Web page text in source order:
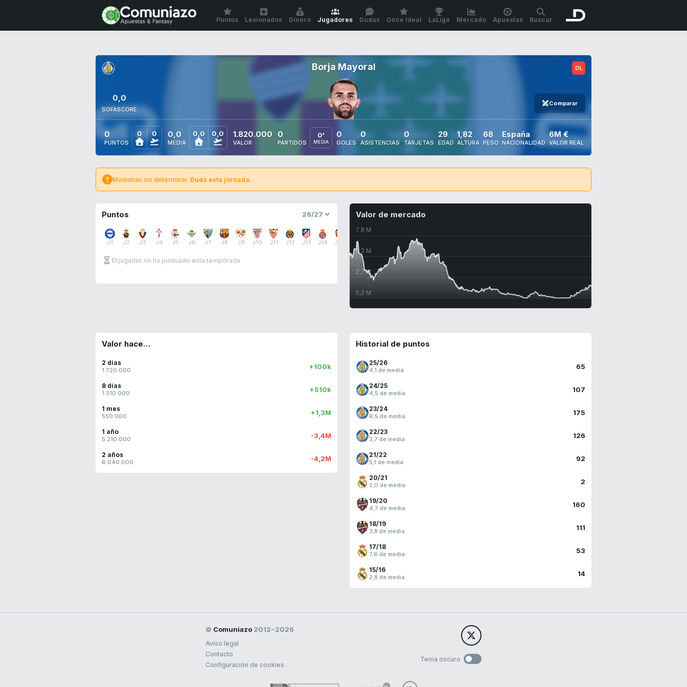
Puntos Lesionados Dinero Jugadores Dudas Once Ideal LaLiga Mercado Apuestas Buscar
Borja Mayoral
Comparar
0,0
SOFASCORE
0
PUNTOS
0 0 0,0
MEDIA
0,0 0,0 1.820.000
VALOR
0
PARTIDOS
0'
MEDIA
0
GOLES
0
ASISTENCIAS
0
TARJETAS
29
EDAD
1,82
ALTURA
68
PESO
España
NACIONALIDAD
6M €
VALOR REAL
Molestias sin determinar. Duda esta jornada.
Puntos
J1 J2 J3 J4 J5 J6 J7 J8 J9 J10 J11 J12 J13 J14 J15 J16 J20
El jugador no ha puntuado esta temporada
Valor de mercado
Valor hace…
2 días
1.720.000 +100k
8 días
1.310.000 +510k
1 mes
550.000 +1,3M
1 año
5.210.000 -3,4M
2 años
6.040.000 -4,2M
Historial de puntos
25/26
4,1 de media 65
24/25
4,5 de media 107
23/24
6,5 de media 175
22/23
3,7 de media 126
21/22
5,1 de media 92
20/21
2,0 de media 2
19/20
4,7 de media 160
18/19
3,8 de media 111
17/18
7,6 de media 53
15/16
2,8 de media 14
© Comuniazo 2012−2026
Aviso legal
Contacto
Configuración de cookies
Tema oscuro